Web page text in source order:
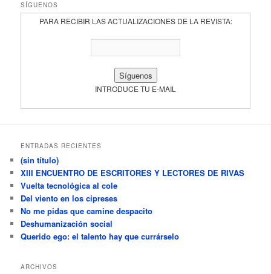
SÍGUENOS
PARA RECIBIR LAS ACTUALIZACIONES DE LA REVISTA:
INTRODUCE TU E-MAIL
ENTRADAS RECIENTES
(sin título)
XIII ENCUENTRO DE ESCRITORES Y LECTORES DE RIVAS
Vuelta tecnológica al cole
Del viento en los cipreses
No me pidas que camine despacito
Deshumanización social
Querido ego: el talento hay que currárselo
ARCHIVOS